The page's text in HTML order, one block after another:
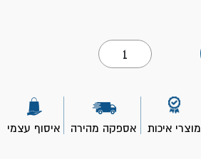
כמות
של
ראש
TOOLMAK
מוצרי איכות אספקה מהירה איסוף עצמי